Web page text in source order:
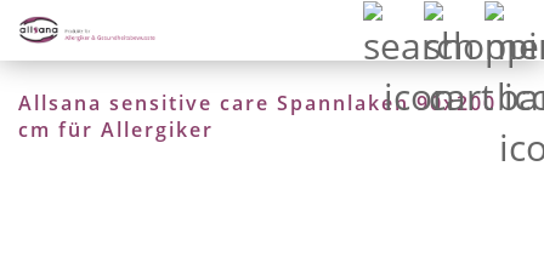
Allsana sensitive care Spannlaken 90x200
cm für Allergiker